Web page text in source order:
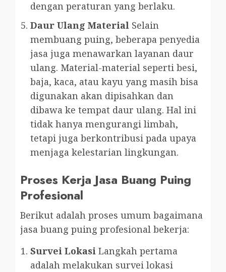
dengan peraturan yang berlaku.
Daur Ulang Material Selain
membuang puing, beberapa penyedia
jasa juga menawarkan layanan daur
ulang. Material-material seperti besi,
baja, kaca, atau kayu yang masih bisa
digunakan akan dipisahkan dan
dibawa ke tempat daur ulang. Hal ini
tidak hanya mengurangi limbah,
tetapi juga berkontribusi pada upaya
menjaga kelestarian lingkungan.
Proses Kerja Jasa Buang Puing
Profesional
Berikut adalah proses umum bagaimana
jasa buang puing profesional bekerja:
Survei Lokasi Langkah pertama
adalah melakukan survei lokasi